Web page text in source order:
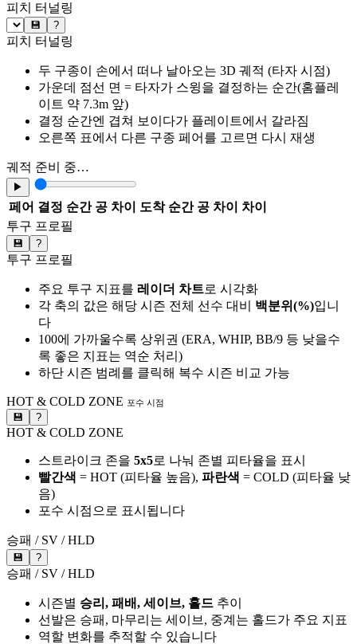
피치 터널링
💾 ?
피치 터널링
두 구종이 손에서 떠나 날아오는 3D 궤적 (타자 시점)
가운데 점선 면 = 타자가 스윙을 결정하는 순간(홈플레
이트 약 7.3m 앞)
결정 순간엔 겹쳐 보이다가 플레이트에서 갈라짐
오른쪽 표에서 다른 구종 페어를 고르면 다시 재생
궤적 준비 중…
▶
페어 결정 순간 공 차이 도착 순간 공 차이
차이
투구 프로필
💾 ?
투구 프로필
주요 투구 지표를 레이더 차트로 시각화
각 축의 값은 해당 시즌 전체 선수 대비 백분위(%)입니
다
100에 가까울수록 상위권 (ERA, WHIP, BB/9 등 낮을수
록 좋은 지표는 역순 처리)
하단 시즌 범례를 클릭해 복수 시즌 비교 가능
HOT & COLD ZONE 포수 시점
💾 ?
HOT & COLD ZONE
스트라이크 존을 5x5로 나눠 존별 피타율을 표시
빨간색 = HOT (피타율 높음), 파란색 = COLD (피타율 낮
음)
포수 시점으로 표시됩니다
승패 / SV / HLD
💾 ?
승패 / SV / HLD
시즌별 승리, 패배, 세이브, 홀드 추이
선발은 승패, 마무리는 세이브, 중계는 홀드가 주요 지표
역할 변화를 추적할 수 있습니다